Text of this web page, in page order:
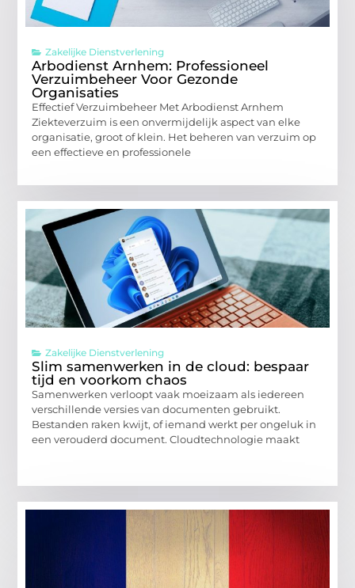
Zakelijke Dienstverlening
Arbodienst Arnhem: Professioneel
Verzuimbeheer Voor Gezonde
Organisaties
Effectief Verzuimbeheer Met Arbodienst Arnhem
Ziekteverzuim is een onvermijdelijk aspect van elke
organisatie, groot of klein. Het beheren van verzuim op
een effectieve en professionele
Zakelijke Dienstverlening
Slim samenwerken in de cloud: bespaar
tijd en voorkom chaos
Samenwerken verloopt vaak moeizaam als iedereen
verschillende versies van documenten gebruikt.
Bestanden raken kwijt, of iemand werkt per ongeluk in
een verouderd document. Cloudtechnologie maakt